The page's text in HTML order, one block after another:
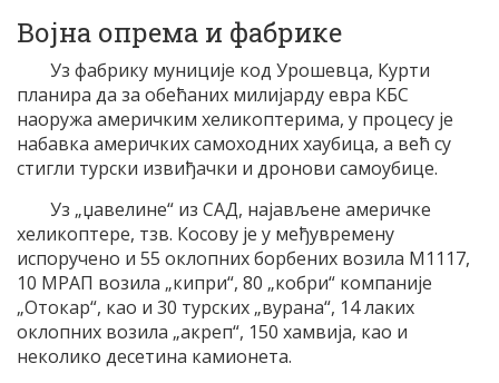
Војна опрема и фабрике
Уз фабрику муниције код Урошевца, Курти
планира да за обећаних милијарду евра КБС
наоружа америчким хеликоптерима, у процесу је
набавка америчких самоходних хаубица, а већ су
стигли турски извиђачки и дронови самоубице.
Уз „џавелине“ из САД, најављене америчке
хеликоптере, тзв. Косову је у међувремену
испоручено и 55 оклопних борбених возила М1117,
10 МРАП возила „кипри“, 80 „кобри“ компаније
„Отокар“, као и 30 турских „вурана“, 14 лаких
оклопних возила „акреп“, 150 хамвија, као и
неколико десетина камионета.